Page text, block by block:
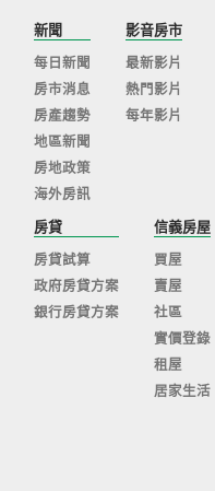
新聞
每日新聞
房市消息
房產趨勢
地區新聞
房地政策
海外房訊
影音房市
最新影片
熱門影片
每年影片
房貸
房貸試算
政府房貸方案
銀行房貸方案
信義房屋
買屋
賣屋
社區
實價登錄
租屋
居家生活